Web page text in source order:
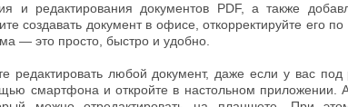
и редактирования документов PDF, а также
создавать документ в офисе, откорректируйте его
— это просто, быстро и удобно.
редактировать любой документ, даже если у вас под
смартфона и откройте в настольном приложении.